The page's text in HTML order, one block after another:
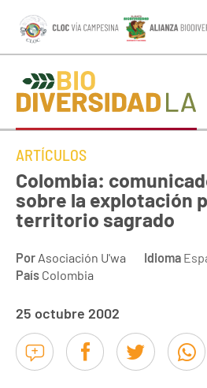
ARTÍCULOS
Colombia:
sobre la explotación
territorio sagrado
Por Asociación U'wa Idioma
País Colombia
25 octubre 2002